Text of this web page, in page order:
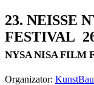
23. NEISSE
FESTIVAL
NYSA NISA FILM
Organizator: